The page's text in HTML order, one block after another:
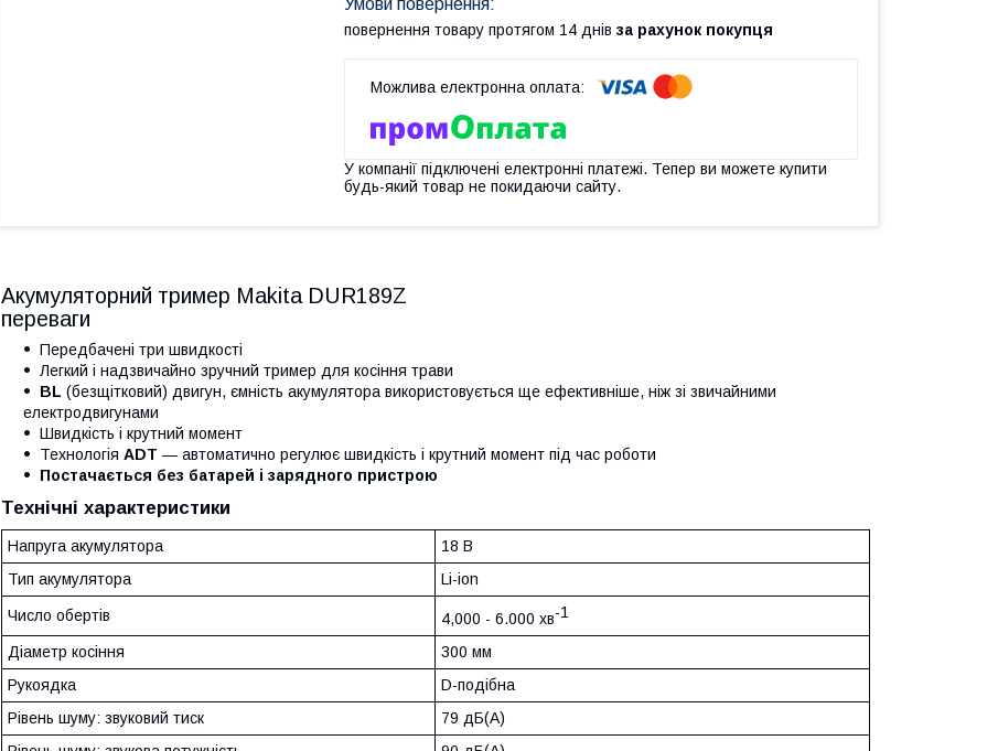
повернення товару протягом 14 днів за рахунок покупця
У компанії підключені електронні платежі. Тепер ви можете купити
будь-який товар не покидаючи сайту.
Акумуляторний тример Makita DUR189Z
переваги
Передбачені три швидкості
Легкий і надзвичайно зручний тример для косіння трави
BL (безщітковий) двигун, ємність акумулятора використовується ще ефективніше, ніж зі звичайними
електродвигунами
Швидкість і крутний момент
Технологія ADT — автоматично регулює швидкість і крутний момент під час роботи
Постачається без батарей і зарядного пристрою
Технічні характеристики
Напруга акумулятора
18 В
Тип акумулятора
Li-ion
Число обертів 4,000 - 6.000 хв-1
Діаметр косіння
300 мм
Рукоядка
D-подібна
Рівень шуму: звуковий тиск
79 дБ(А)